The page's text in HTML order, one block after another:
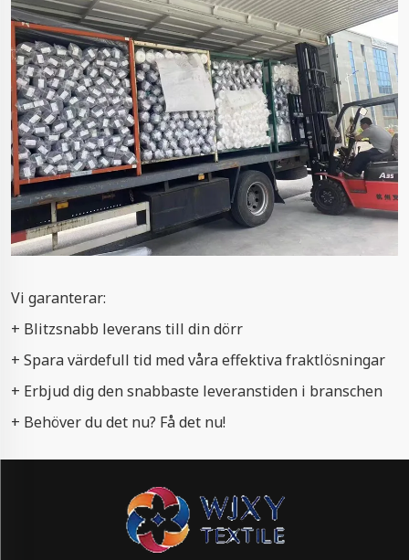
Vi garanterar:
+ Blitzsnabb leverans till din dörr
+ Spara värdefull tid med våra effektiva fraktlösningar
+ Erbjud dig den snabbaste leveranstiden i branschen
+ Behöver du det nu? Få det nu!